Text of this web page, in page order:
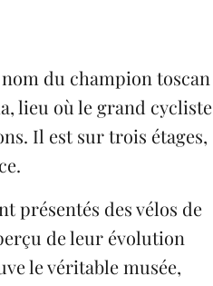
du champion toscan
lieu où le grand cycliste
Il est sur trois étages,
présentés des vélos de
de leur évolution
le véritable musée,